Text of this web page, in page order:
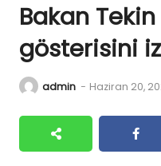
Bakan
gösterisini
admin - Haziran 20,